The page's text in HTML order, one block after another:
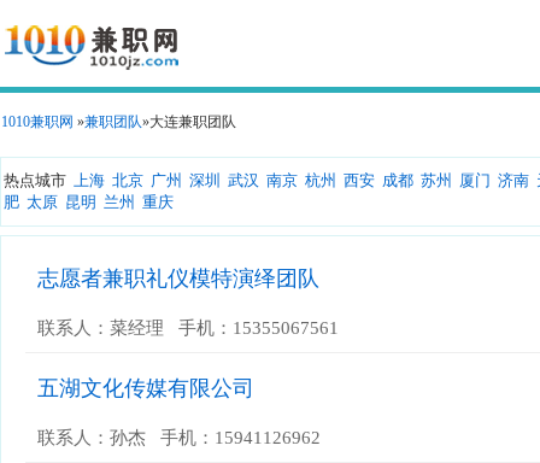
1010兼职网 »兼职团队»大连兼职团队
热点城市 上海 北京 广州 深圳 武汉 南京 杭州 西安 成都 苏州 厦门 济南
肥 太原 昆明 兰州 重庆
志愿者兼职礼仪模特演绎团队
联系人：菜经理 手机：15355067561
五湖文化传媒有限公司
联系人：孙杰 手机：15941126962